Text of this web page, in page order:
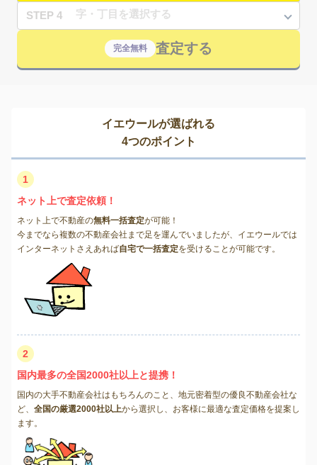
STEP 4
完全無料 査定する
イエウールが選ばれる
4つのポイント
1
ネット上で査定依頼！
ネット上で不動産の無料一括査定が可能！
今までなら複数の不動産会社まで足を運んでいましたが、イエウールでは
インターネットさえあれば自宅で一括査定を受けることが可能です。
2
国内最多の全国2000社以上と提携！
国内の大手不動産会社はもちろんのこと、地元密着型の優良不動産会社な
ど、 全国の厳選2000社以上から選択し、お客様に最適な査定価格を提案し
ます。